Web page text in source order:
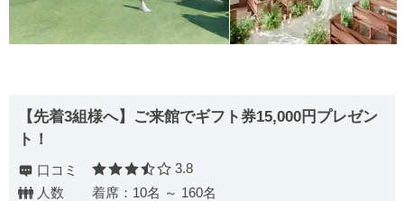
【先着3組様へ】ご来館でギフト券15,000円プレゼン
ト！
口コミ 口コミ評価
3.8
人数
着席：10名 ～ 160名